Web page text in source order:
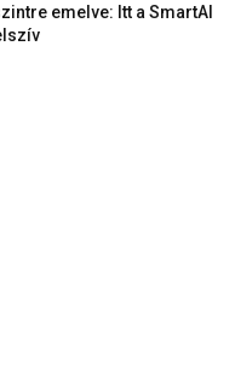
emelve: Itt a SmartAI